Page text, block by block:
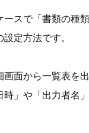
ースで「書類の種
定方法です。
画面から一覧表を
時」や「出力者名